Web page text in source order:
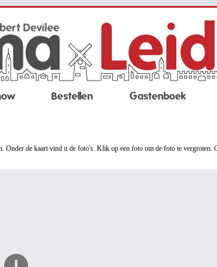
Bestellen Gastenboek
de kaart vind u de foto's. Klik op een foto om de foto te vergroten.